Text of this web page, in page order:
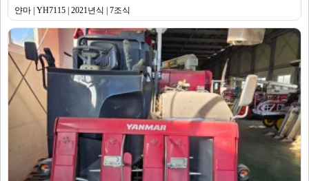
얀마 | YH7115 | 2021년식 | 7조식